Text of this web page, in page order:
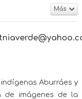
Más
Aburráes y
de imágenes de la